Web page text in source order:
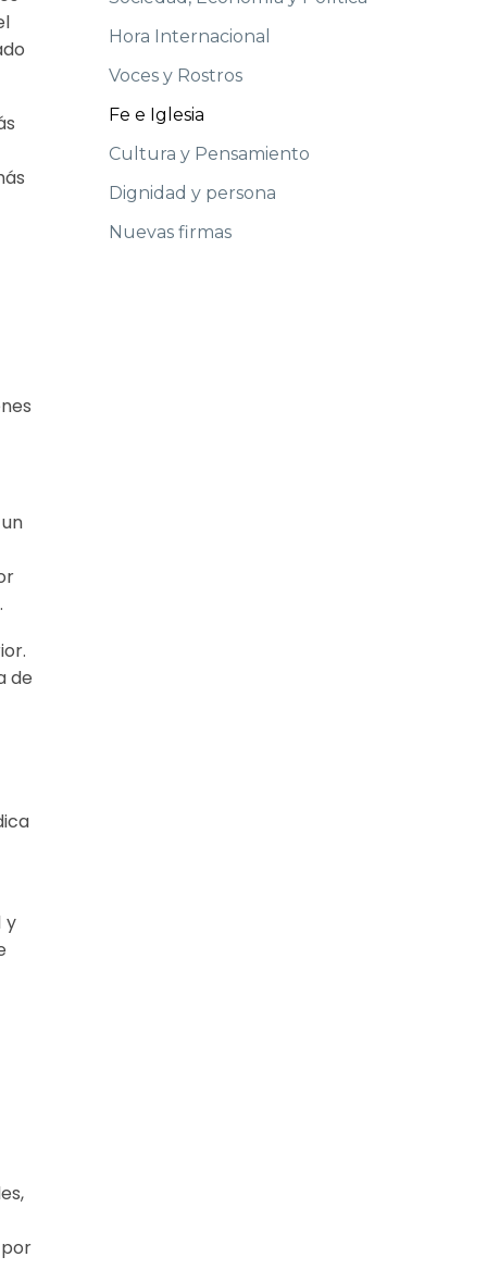
de
y
Hora Internacional
Voces y Rostros
Fe e Iglesia
Cultura y Pensamiento
Dignidad y persona
Nuevas firmas